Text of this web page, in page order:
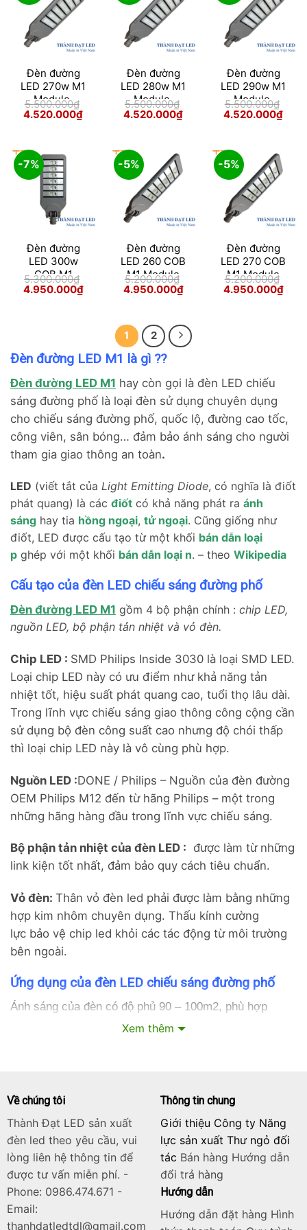
Đèn đường
LED 270w M1
Module
5.500.000₫
Giá
gốc
4.520.000₫Giá
4.520.000₫.
Đèn đường
LED 280w M1
Module
5.500.000₫
Giá
gốc
4.520.000₫Giá
4.520.000₫.
Đèn đường
LED 290w M1
Module
5.500.000₫
Giá
gốc
4.520.000₫Giá
-7%
Đèn đường
LED 300w
COB M1
Module
5.300.000₫
Giá
gốc
4.950.000₫Giá
hiện
4.950.000₫.
-5%
Đèn đường
LED 260 COB
M1 Module
5.200.000₫
Giá
gốc
4.950.000₫Giá
hiện
4.950.000₫.
-5%
Đèn đường
LED 270 COB
M1 Module
5.200.000₫
Giá
gốc
4.950.000₫Giá
hiện
1 2
Đèn đường LED M1 là gì ??
Đèn đường LED M1 hay còn gọi là đèn LED chiếu
sáng đường phố là loại đèn sử dụng chuyên dụng
cho chiếu sáng đường phố, quốc lộ, đường cao tốc,
công viên, sân bóng… đảm bảo ánh sáng cho người
tham gia giao thông an toàn.
LED (viết tắt của Light Emitting Diode, có nghĩa là điốt
phát quang) là các điốt có khả năng phát ra ánh
sáng hay tia hồng ngoại, tử ngoại. Cũng giống như
điốt, LED được cấu tạo từ một khối bán dẫn loại
p ghép với một khối bán dẫn loại n. – theo Wikipedia
Cấu tạo của đèn LED chiếu sáng đường phố
Đèn đường LED M1 gồm 4 bộ phận chính : chip LED,
nguồn LED, bộ phận tản nhiệt và vỏ đèn.
Chip LED : SMD Philips Inside 3030 là loại SMD LED.
Loại chip LED này có ưu điểm như khả năng tản
nhiệt tốt, hiệu suất phát quang cao, tuổi thọ lâu dài.
Trong lĩnh vực chiếu sáng giao thông công cộng cần
sử dụng bộ đèn công suất cao nhưng độ chói thấp
thì loại chip LED này là vô cùng phù hợp.
Nguồn LED :DONE / Philips – Nguồn của đèn đường
OEM Philips M12 đến từ hãng Philips – một trong
những hãng hàng đầu trong lĩnh vực chiếu sáng.
Bộ phận tản nhiệt của đèn LED : được làm từ những
link kiện tốt nhất, đảm bảo quy cách tiêu chuẩn.
Vỏ đèn: Thân vỏ đèn led phải được làm bằng những
hợp kim nhôm chuyên dụng. Thấu kính cường
lực bảo vệ chip led khỏi các tác động từ môi trường
bên ngoài.
Ứng dụng của đèn LED chiếu sáng đường phố
Ánh sáng của đèn có độ phủ 90 – 100m2, phù hợp
chiếu đường phố có lòng đường rộng khoảng 12 đến 14
Ứng dụng chiếu sáng đường nội khu ở các khu đô thị,
khu chung cư
Ứng dụng chiếu sáng lối đi cho các kho bãi, nhà
xưởng, nhà máy, xí nghiệp
Ứng dụng chiếu sáng đường đi, ngõ ngách, khu phố…
Tổng hợp công suất của đèn LED chiếu sáng
Xem thêm
Về chúng tôi
Thành Đạt LED sản xuất
đèn led theo yêu cầu, vui
lòng liên hệ thông tin để
được tư vấn miễn phí. -
Phone: 0986.474.671 -
Email:
thanhdatledtdl@gmail.com
Thông tin chung
Giới thiệu Công ty Năng
lực sản xuất Thư ngỏ đối
tác Bán hàng Hướng dẫn
đổi trả hàng
Hướng dẫn
Hướng dẫn đặt hàng Hình